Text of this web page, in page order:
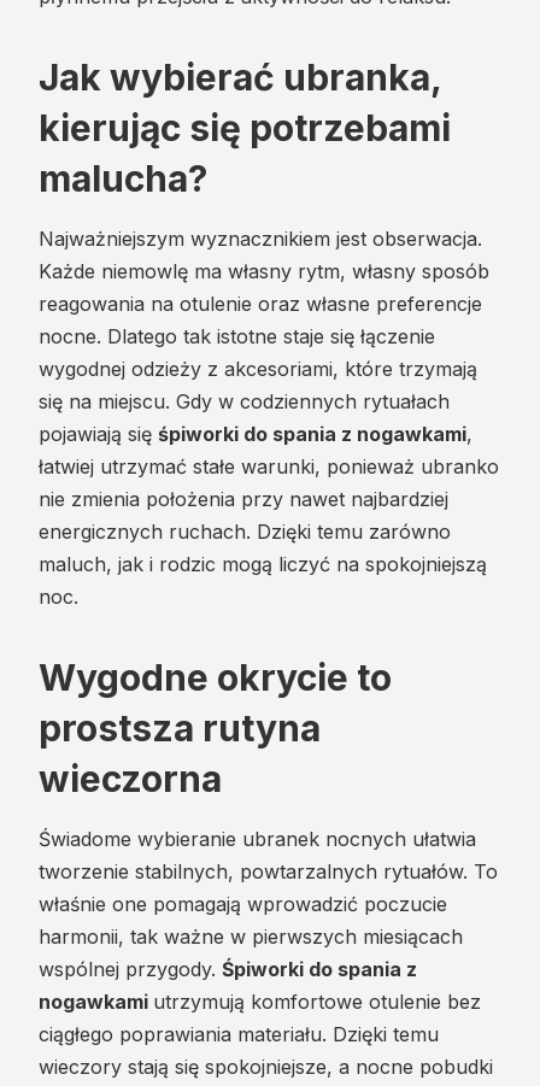
Jak wybierać ubranka,
kierując się potrzebami
malucha?
Najważniejszym wyznacznikiem jest obserwacja.
Każde niemowlę ma własny rytm, własny sposób
reagowania na otulenie oraz własne preferencje
nocne. Dlatego tak istotne staje się łączenie
wygodnej odzieży z akcesoriami, które trzymają
się na miejscu. Gdy w codziennych rytuałach
pojawiają się śpiworki do spania z nogawkami,
łatwiej utrzymać stałe warunki, ponieważ ubranko
nie zmienia położenia przy nawet najbardziej
energicznych ruchach. Dzięki temu zarówno
maluch, jak i rodzic mogą liczyć na spokojniejszą
noc.
Wygodne okrycie to
prostsza rutyna
wieczorna
Świadome wybieranie ubranek nocnych ułatwia
tworzenie stabilnych, powtarzalnych rytuałów. To
właśnie one pomagają wprowadzić poczucie
harmonii, tak ważne w pierwszych miesiącach
wspólnej przygody. Śpiworki do spania z
nogawkami utrzymują komfortowe otulenie bez
ciągłego poprawiania materiału. Dzięki temu
wieczory stają się spokojniejsze, a nocne pobudki